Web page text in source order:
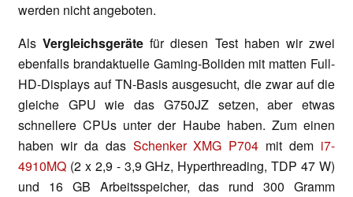
werden nicht angeboten.
AlsVergleichsgeräte für diesen Test haben wir zwei
ebenfalls brandaktuelle Gaming-Boliden mit matten Full-
HD-Displays auf TN-Basis ausgesucht, die zwar auf die
gleiche GPU wie das G750JZ setzen, aber etwas
schnellere CPUs unter der Haube haben. Zum einen
haben wir da das Schenker XMG P704 mit dem i7-
4910MQ (2 x 2,9 - 3,9 GHz, Hyperthreading, TDP 47 W)
und 16 GB Arbeitsspeicher, das rund 300 Gramm